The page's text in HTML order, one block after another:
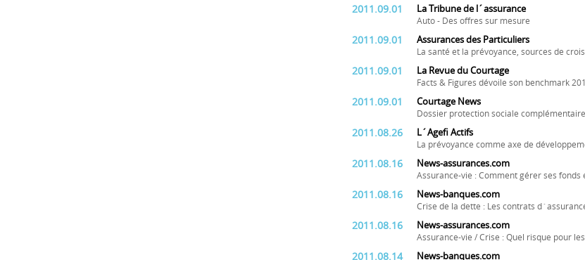
2011.09.01 La Tribune de l´assurance
Auto - Des offres sur mesure
2011.09.01 Assurances des Particuliers
La santé et la prévoyance, sources de
2011.09.01 La Revue du Courtage
Facts & Figures dévoile son benchmark
2011.09.01 Courtage News
Dossier protection sociale complémentaire
2011.08.26 L´Agefi Actifs
La prévoyance comme axe de
2011.08.16 News-assurances.com
Assurance-vie : Comment gérer ses
2011.08.16 News-banques.com
Crise de la dette : Les contrats
2011.08.16 News-assurances.com
Assurance-vie / Crise : Quel risque pour
2011.08.14 News-banques.com